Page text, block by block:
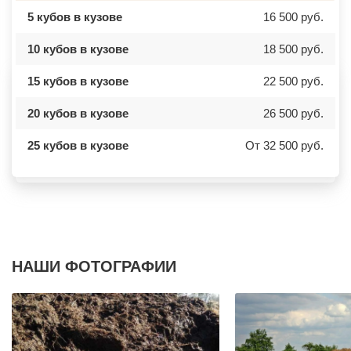
ВАЛУЕВО
ВАТУТИНКИ
ВЕРЕЙКА
ВЕРХОВЬЕ
ВИШНЯКОВСКИЕ ДАЧИ
ВОЛОКОЛАМСК
ГЛЕБОВСКИЙ
ГОЛИЦИНО
ГОРКИ-10
ДАВЫДОВО
ДЕДЕНЕВО
ДЕДОВСК
КАМЕНСК ШАХТИНСКИЙ
КАМЕНСК УРАЛЬСКИЙ
ДМИТРИЕВ
ПЕТРОПАВЛОВСК КАМЧАТСКИЙ
АПШЕРОНСК
ВЕЛИКИЕ ЛУКИ
5 кубов в кузове 16 500 руб.
10 кубов в кузове 18 500 руб.
15 кубов в кузове 22 500 руб.
20 кубов в кузове 26 500 руб.
25 кубов в кузове От 32 500 руб.
НАШИ ФОТОГРАФИИ